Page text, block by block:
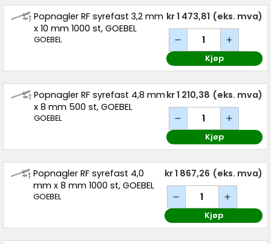
Popnagler RF syrefast 3,2 mm
x 10 mm 1000 st, GOEBEL
GOEBEL
kr 1 473,81 (eks. mva)
Kjøp
Popnagler RF syrefast 4,8 mm
x 8 mm 500 st, GOEBEL
GOEBEL
kr 1 210,38 (eks. mva)
Kjøp
Popnagler RF syrefast 4,0
mm x 8 mm 1000 st, GOEBEL
GOEBEL
kr 1 867,26 (eks. mva)
Kjøp